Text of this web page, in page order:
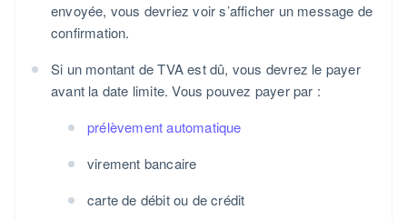
envoyée, vous devriez voir s’afficher un message de
confirmation.
Si un montant de TVA est dû, vous devrez le payer
avant la date limite. Vous pouvez payer par :
prélèvement automatique
virement bancaire
carte de débit ou de crédit